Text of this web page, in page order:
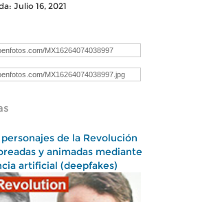
Julio 16, 2021
de la Revolución
y animadas mediante
artificial (deepfakes)